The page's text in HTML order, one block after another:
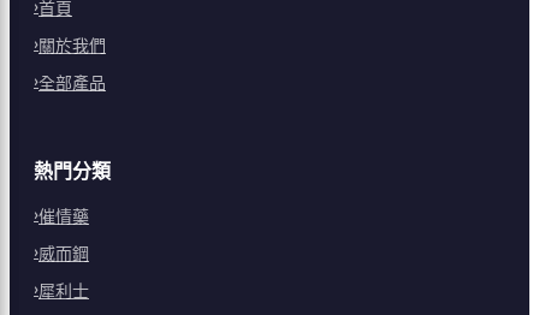
首頁
關於我們
全部產品
熱門分類
催情藥
威而鋼
犀利士